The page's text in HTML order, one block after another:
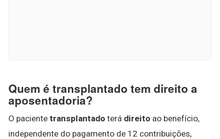
Quem é transplantado tem direito a
aposentadoria?
O paciente transplantado terá direito ao benefício,
independente do pagamento de 12 contribuições,